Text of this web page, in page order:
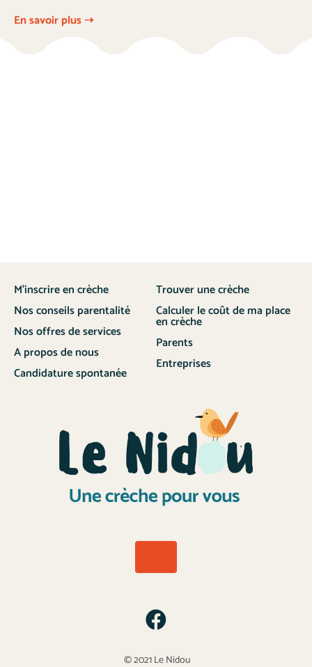
En savoir plus ➝
M’inscrire en crèche
Nos conseils parentalité
Nos offres de services
A propos de nous
Candidature spontanée
Trouver une crèche
Calculer le coût de ma place
en crèche
Parents
Entreprises
© 2021 Le Nidou